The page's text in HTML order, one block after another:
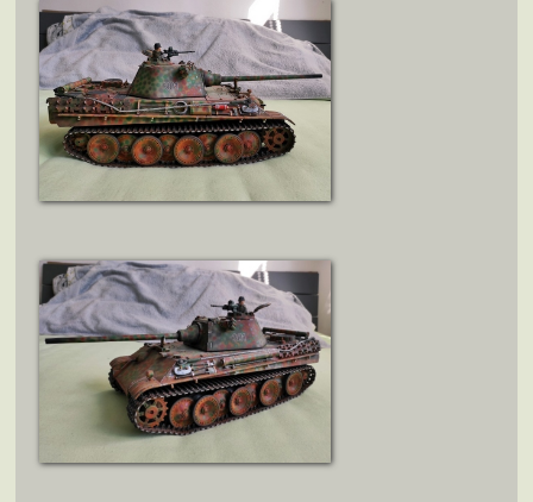
ZOBRAZIT DETAIL